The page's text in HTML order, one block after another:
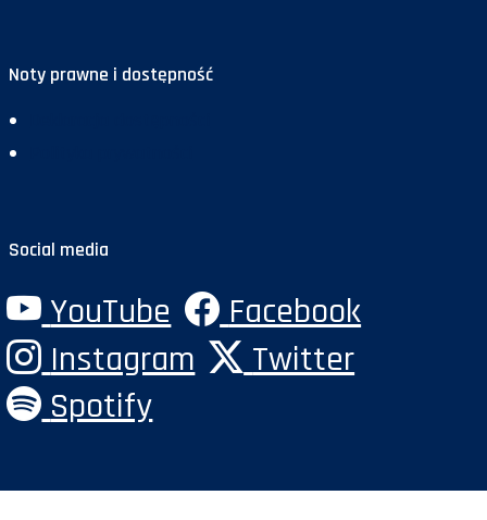
Noty prawne i dostępność
Social media
YouTube
Facebook
Instagram
Twitter
Spotify